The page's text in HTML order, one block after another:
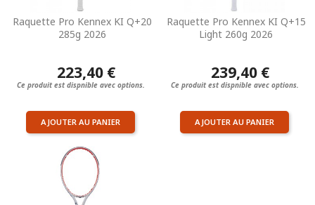
Raquette Pro Kennex KI Q+20
285g 2026
223,40 €
Ce produit est dispnible avec options.
AJOUTER AU PANIER
Raquette Pro Kennex KI Q+15
Light 260g 2026
239,40 €
Ce produit est dispnible avec options.
AJOUTER AU PANIER